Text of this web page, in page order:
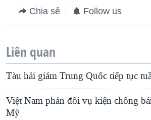
Chia sẻ Follow us
Liên quan
Tàu hải giám Trung Quốc tiếp tục
Việt Nam phản đối vụ kiện chống
Mỹ